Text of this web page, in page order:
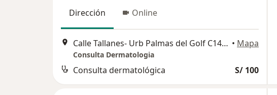
Dirección Online
Calle Tallanes- Urb Palmas del Golf C14, Trujillo • Mapa
Consulta Dermatologia
Consulta dermatológica S/ 100